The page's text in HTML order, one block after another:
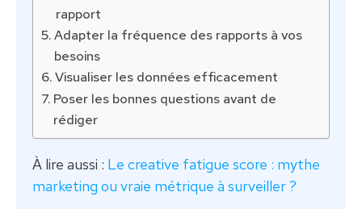
rapport
Adapter la fréquence des rapports à vos
besoins
Visualiser les données efficacement
Poser les bonnes questions avant de
rédiger
À lire aussi : Le creative fatigue score : mythe
marketing ou vraie métrique à surveiller ?